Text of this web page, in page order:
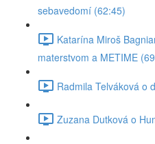
sebavedomí (62:45)
Katarína Miroš
materstvom a METIME
Radmila Telváková o
Zuzana Dutková o